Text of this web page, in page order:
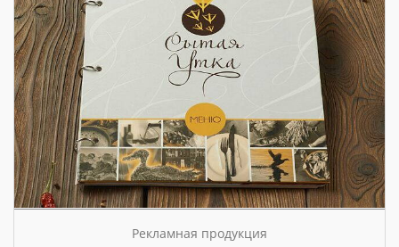
Рекламная продукция